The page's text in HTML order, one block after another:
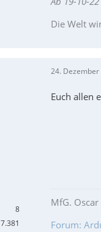
Die Welt
8
7.381
24.
Euch allen
MfG. Oscar
Forum: